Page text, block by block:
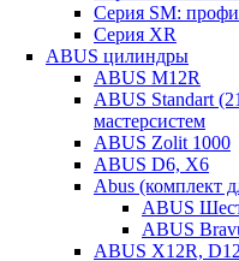
Серия SM:
Серия XR
ABUS цилиндры
ABUS M12R
ABUS Standart
мастерсистем
ABUS Zolit 1000
ABUS D6, X6
Abus (комплект
ABUS
ABUS
ABUS X12R,